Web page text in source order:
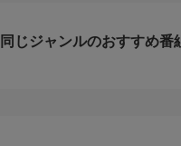
同じジャンルのおすすめ番